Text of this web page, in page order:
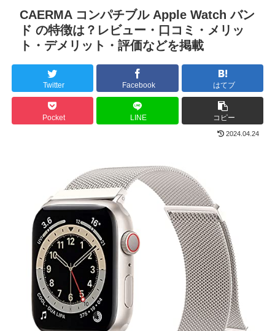
CAERMA コンパチブル Apple Watch バン
ド の特徴は？レビュー・口コミ・メリッ
ト・デメリット・評価などを掲載
Twitter Facebook はてブ
Pocket LINE コピー
2024.04.24